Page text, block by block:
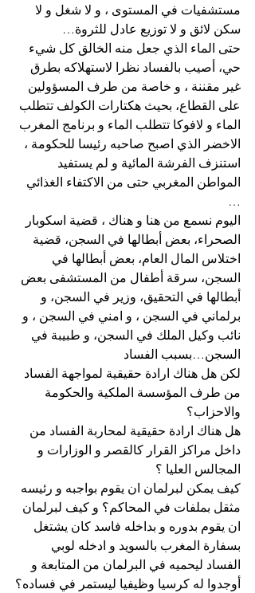
مستشفيات في المستوى ، و لا شغل و لا
سكن لائق و لا توزيع عادل للثروة…
حتى الماء الذي جعل منه الخالق كل شيء
حي، أصيب بالفساد نظرا لاستهلاكه بطرق
غير مقننة ، و خاصة من طرف المسؤولين
على القطاع، بحيث هكتارات الكولف تتطلب
الماء و لافوكا تتطلب الماء و برنامج المغرب
الاخضر الذي اصبح صاحبه رئيسا للحكومة ،
استنزف الفرشة المائية و لم يستفيد
المواطن المغربي حتى من الاكتفاء الغذائي
…
اليوم نسمع من هنا و هناك ، قضية اسكوبار
الصحراء، بعض أبطالها في السجن، قضية
اختلاس المال العام، بعض أبطالها في
السجن، سرقة أطفال من المستشفى بعض
أبطالها في التحقيق، وزير في السجن، و
برلماني في السجن ، و امني في السجن ، و
نائب وكيل الملك في السجن، و طبيبة في
السجن…بسبب الفساد
لكن هل هناك ارادة حقيقية لمواجهة الفساد
من طرف المؤسسة الملكية والحكومة
والاحزاب؟
هل هناك ارادة حقيقية لمحاربة الفساد من
داخل مراكز القرار كالقصر و الوزارات و
المجالس العليا ؟
كيف يمكن لبرلمان ان يقوم بواجبه و رئيسه
مثقل بملفات في المحاكم؟ و كيف لبرلمان
ان يقوم بدوره و بداخله فاسد كان يشتغل
بسفارة المغرب بالسويد و ادخله لوبي
الفساد ليحميه في البرلمان من المتابعة و
أوجدوا له كرسيا وظيفيا ليستمر في فساده؟